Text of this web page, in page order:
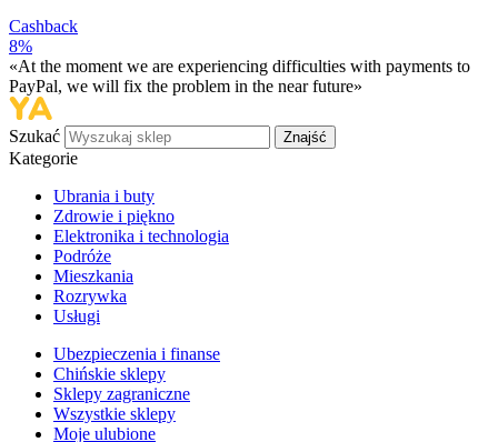
Cashback
8%
«At the moment we are experiencing difficulties with payments to
PayPal, we will fix the problem in the near future»
Szukać Znajść
Kategorie
Ubrania i buty
Zdrowie i piękno
Elektronika i technologia
Podróże
Mieszkania
Rozrywka
Usługi
Ubezpieczenia i finanse
Chińskie sklepy
Sklepy zagraniczne
Wszystkie sklepy
Moje ulubione